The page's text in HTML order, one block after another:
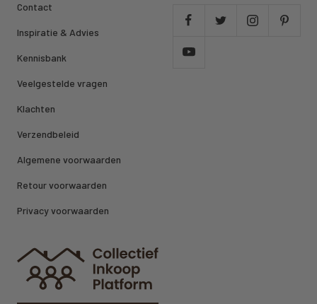
Contact
Inspiratie & Advies
Kennisbank
Veelgestelde vragen
Klachten
Verzendbeleid
Algemene voorwaarden
Retour voorwaarden
Privacy voorwaarden